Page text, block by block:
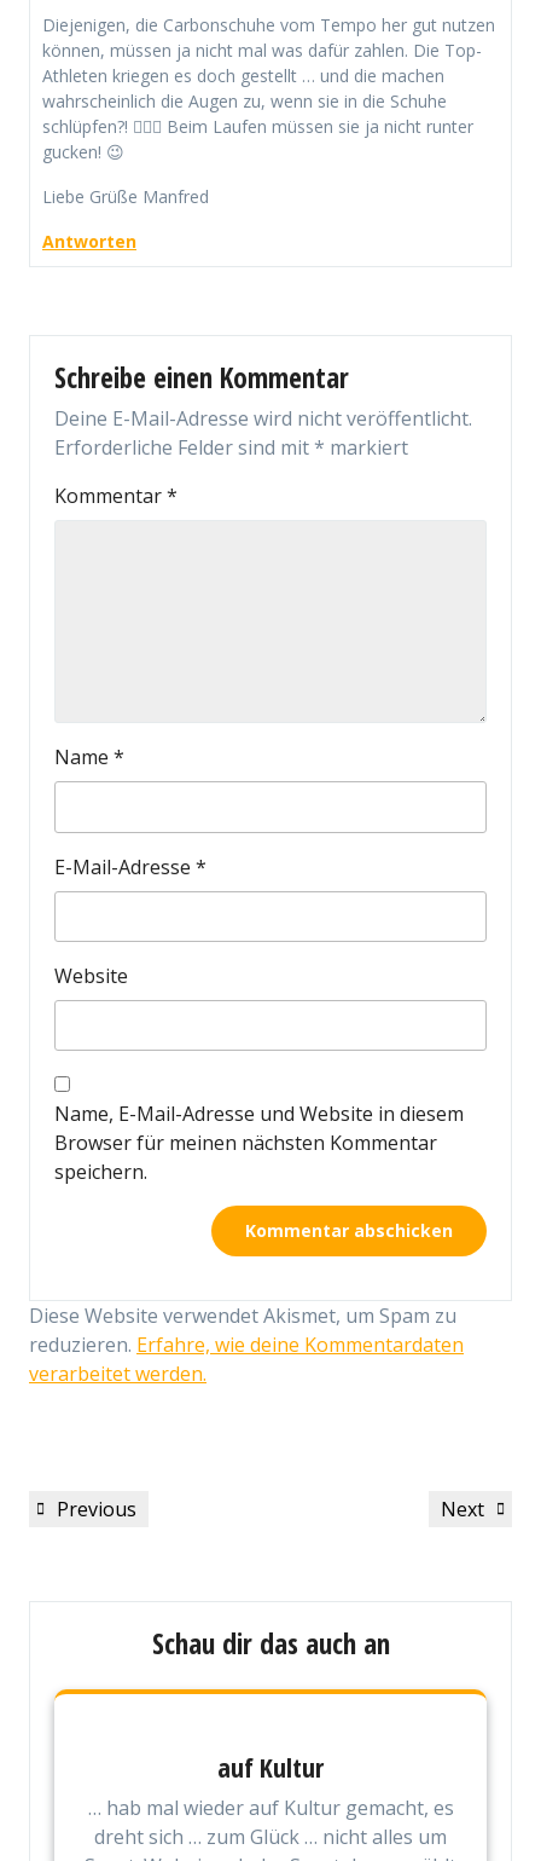
Diejenigen, die Carbonschuhe vom Tempo her gut nutzen
können, müssen ja nicht mal was dafür zahlen. Die Top-
Athleten kriegen es doch gestellt … und die machen
wahrscheinlich die Augen zu, wenn sie in die Schuhe
schlüpfen?! 🤷🏻‍♂️ Beim Laufen müssen sie ja nicht runter
gucken! 😉
Liebe Grüße Manfred
Antworten
Schreibe einen Kommentar
Deine E-Mail-Adresse wird nicht veröffentlicht.
Erforderliche Felder sind mit* markiert
Kommentar*
Name *
E-Mail-Adresse *
Website
Name, E-Mail-Adresse und Website in diesem
Browser für meinen nächsten Kommentar
speichern.
Diese Website verwendet Akismet, um Spam zu
reduzieren. Erfahre, wie deine Kommentardaten
verarbeitet werden.
Beitragsnavigation
Previous
Previous
Next
Next
Schau dir das auch an
auf Kultur
… hab mal wieder auf Kultur gemacht, es
dreht sich … zum Glück … nicht alles um